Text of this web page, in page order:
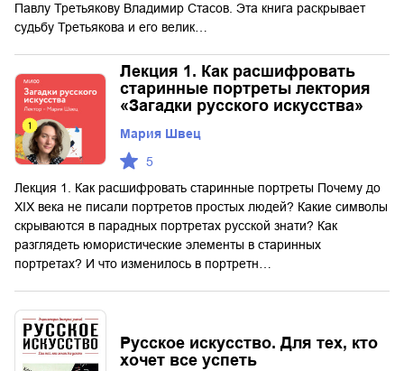
Павлу Третьякову Владимир Стасов. Эта книга раскрывает
судьбу Третьякова и его велик…
Лекция 1. Как расшифровать
старинные портреты лектория
«Загадки русского искусства»
Мария Швец
5
Лекция 1. Как расшифровать старинные портреты Почему до
XIX века не писали портретов простых людей? Какие символы
скрываются в парадных портретах русской знати? Как
разглядеть юмористические элементы в старинных
портретах? И что изменилось в портретн…
Русское искусство. Для тех, кто
хочет все успеть